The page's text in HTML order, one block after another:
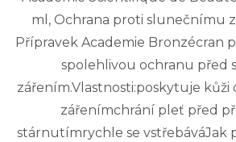
ml, Ochrana proti slunečnímu
Přípravek Academie Bronzécran
spolehlivou ochranu před
zářením.Vlastnosti:poskytuje kůži
zářenímchrání pleť před
stárnutímrychle se vstřebáváJak